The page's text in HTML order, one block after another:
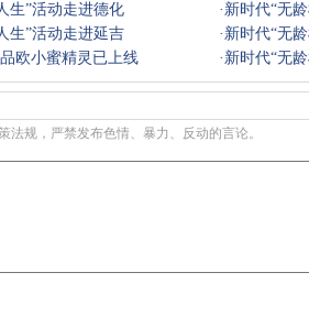
生”活动走进德化 · 新时代“无
生”活动走进延吉 · 新时代“无
欧小蜜精灵已上线 · 新时代“无
法规，严禁发布色情、暴力、反动的言论。